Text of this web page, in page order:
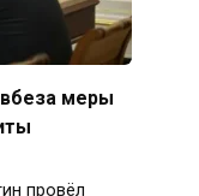
меры
провёл